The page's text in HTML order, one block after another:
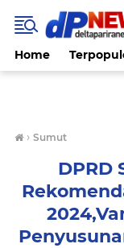
Home
› Sumut
DPRD